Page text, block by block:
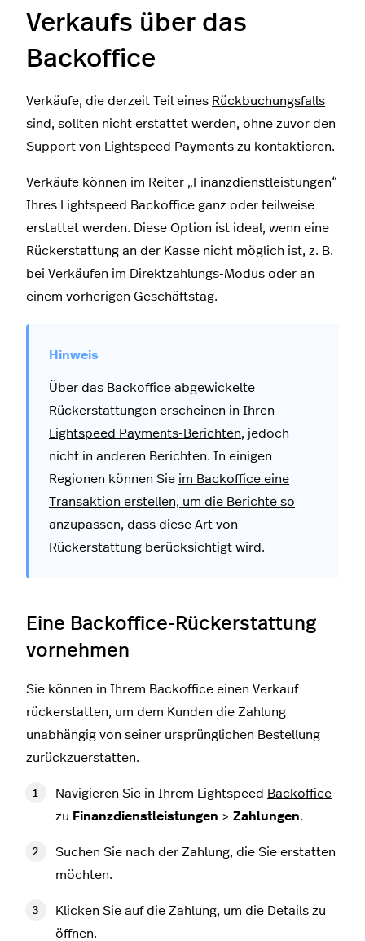
Verkaufs über das
Backoffice
Verkäufe, die derzeit Teil eines Rückbuchungsfalls
sind, sollten nicht erstattet werden, ohne zuvor den
Support von Lightspeed Payments zu kontaktieren.
Verkäufe können im Reiter „Finanzdienstleistungen“
Ihres Lightspeed Backoffice ganz oder teilweise
erstattet werden. Diese Option ist ideal, wenn eine
Rückerstattung an der Kasse nicht möglich ist, z. B.
bei Verkäufen im Direktzahlungs-Modus oder an
einem vorherigen Geschäftstag.
Über das Backoffice abgewickelte
Rückerstattungen erscheinen in Ihren
Lightspeed Payments-Berichten, jedoch
nicht in anderen Berichten. In einigen
Regionen können Sie im Backoffice eine
Transaktion erstellen, um die Berichte so
anzupassen, dass diese Art von
Rückerstattung berücksichtigt wird.
Eine Backoffice-Rückerstattung
vornehmen
Sie können in Ihrem Backoffice einen Verkauf
rückerstatten, um dem Kunden die Zahlung
unabhängig von seiner ursprünglichen Bestellung
zurückzuerstatten.
Navigieren Sie in Ihrem Lightspeed Backoffice
zu Finanzdienstleistungen > Zahlungen.
Suchen Sie nach der Zahlung, die Sie erstatten
möchten.
Klicken Sie auf die Zahlung, um die Details zu
öffnen.